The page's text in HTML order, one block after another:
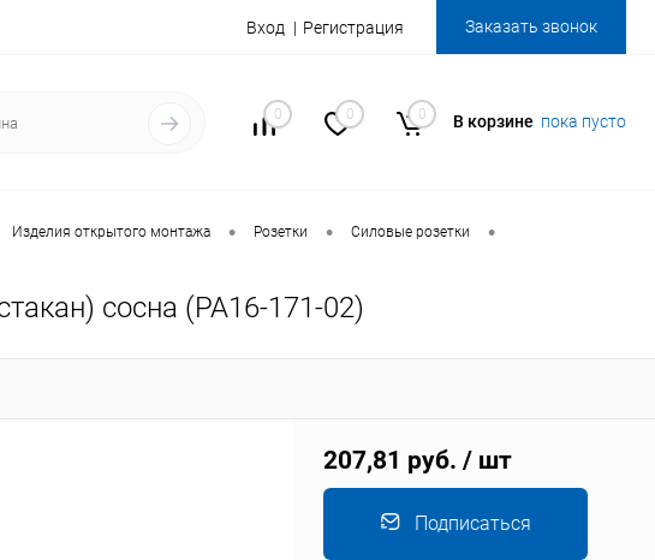
Вход Регистрация Заказать звонок
0 0 0 В корзине пока пусто
Изделия открытого монтажа • Розетки • Силовые розетки •
сосна (РА16-171-02)
207,81 руб. / шт
Подписаться